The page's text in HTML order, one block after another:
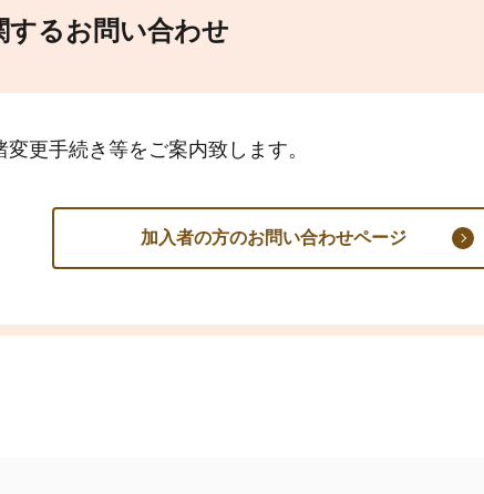
するお問い合わせ
更手続き等をご案内致します。
加入者の方のお問い合わせページ